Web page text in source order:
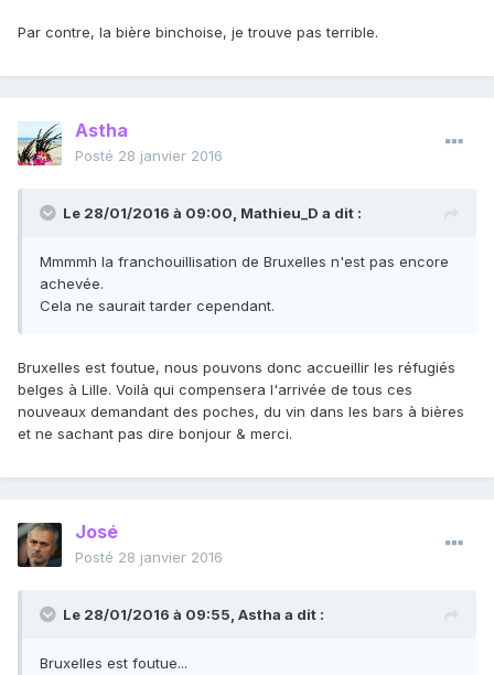
Par contre, la bière binchoise, je trouve pas terrible.
Astha
Posté 28 janvier 2016
Le 28/01/2016 à 09:00, Mathieu_D a dit :
Mmmmh la franchouillisation de Bruxelles n'est pas encore
achevée.
Cela ne saurait tarder cependant.
Bruxelles est foutue, nous pouvons donc accueillir les réfugiés
belges à Lille. Voilà qui compensera l'arrivée de tous ces
nouveaux demandant des poches, du vin dans les bars à bières
et ne sachant pas dire bonjour & merci.
José
Posté 28 janvier 2016
Le 28/01/2016 à 09:55, Astha a dit :
Bruxelles est foutue...